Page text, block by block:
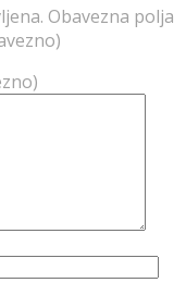
Obavezna polja